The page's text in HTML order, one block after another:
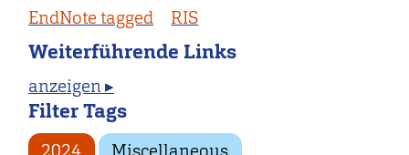
EndNote tagged
RIS
Weiterführende Links
anzeigen ▸
Filter Tags